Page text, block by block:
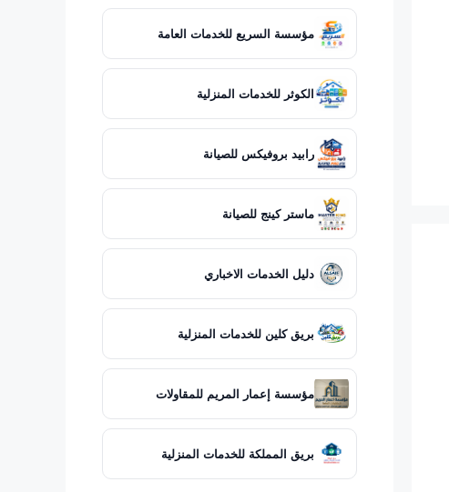
مؤسسة السريع للخدمات العامة
الكوثر للخدمات المنزلية
رابيد بروفيكس للصيانة
ماستر كينج للصيانة
دليل الخدمات الاخباري
بريق كلين للخدمات المنزلية
مؤسسة إعمار المريم للمقاولات
بريق المملكة للخدمات المنزلية